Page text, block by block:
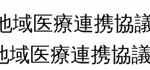
域医療連携協
域医療連携協